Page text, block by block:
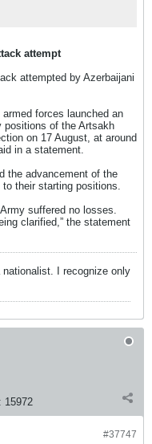
Diaspora,
president,
attempt
attempted by Azerbaijani
forces launched an
positions of the Artsakh
on 17 August, at around
in a statement.
the advancement of the
their starting positions.
suffered no losses.
clarified,” the statement
nationalist. I recognize only
15972
#37747